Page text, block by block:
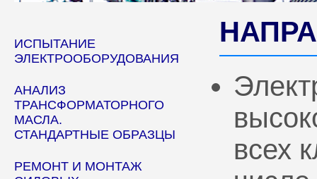
ИСПЫТАНИЕ
ЭЛЕКТРООБОРУДОВАНИЯ
АНАЛИЗ
ТРАНСФОРМАТОРНОГО
МАСЛА.
СТАНДАРТНЫЕ ОБРАЗЦЫ
РЕМОНТ И МОНТАЖ
всех